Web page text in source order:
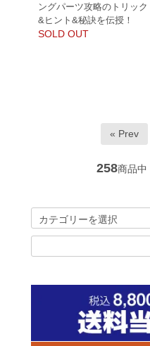
ングパーツ攻略のトリック
&ヒント&秘訣を伝授！
SOLD OUT
« Prev
258商品中